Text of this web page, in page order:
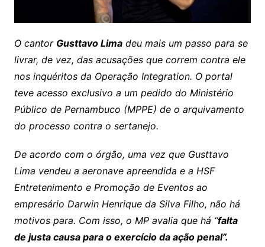
O cantor Gusttavo Limadeu mais um passo para se
livrar, de vez, das acusações que correm contra ele
nos inquéritos da Operação Integration. O portal
teve acesso exclusivo a um pedido do Ministério
Público de Pernambuco (MPPE) de o arquivamento
do processo contra o sertanejo.
De acordo com o órgão, uma vez que Gusttavo
Lima vendeu a aeronave apreendida e a HSF
Entretenimento e Promoção de Eventos ao
empresário Darwin Henrique da Silva Filho, não há
motivos para. Com isso, o MP avalia que há “falta
de justa causa para o exercício da ação penal”.